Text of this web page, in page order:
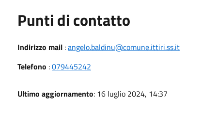
Punti di contatto
Indirizzo mail :angelo.baldinu@comune.ittiri.ss.it
Telefono :079445242
Ultimo aggiornamento: 16 luglio 2024, 14:37